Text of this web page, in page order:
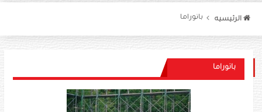
الرئيسيه بانوراما
بانوراما